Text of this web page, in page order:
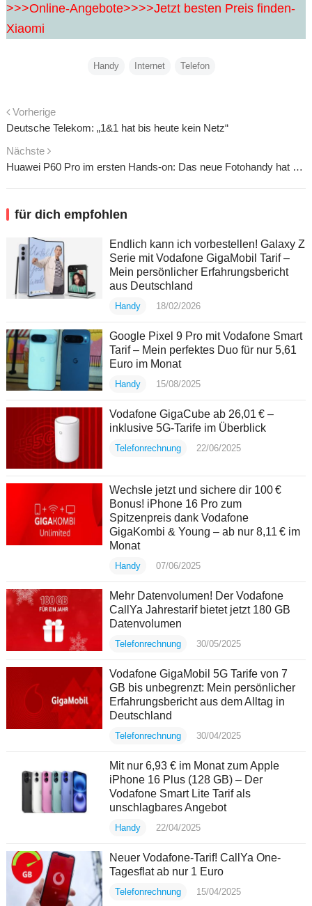
>>>Online-Angebote>>>>Jetzt besten Preis finden-
Xiaomi
Handy Internet Telefon
Vorherige
Deutsche Telekom: „1&1 hat bis heute kein Netz“
Nächste
Huawei P60 Pro im ersten Hands-on: Das neue Fotohandy hat alles, was Du willst – aber nichts, was Du brauchst
für dich empfohlen
Endlich kann ich vorbestellen! Galaxy Z
Serie mit Vodafone GigaMobil Tarif –
Mein persönlicher Erfahrungsbericht
aus Deutschland
Handy 18/02/2026
Google Pixel 9 Pro mit Vodafone Smart
Tarif – Mein perfektes Duo für nur 5,61
Euro im Monat
Handy 15/08/2025
Vodafone GigaCube ab 26,01 € –
inklusive 5G-Tarife im Überblick
Telefonrechnung 22/06/2025
Wechsle jetzt und sichere dir 100 €
Bonus! iPhone 16 Pro zum
Spitzenpreis dank Vodafone
GigaKombi & Young – ab nur 8,11 € im
Monat
Handy 07/06/2025
Mehr Datenvolumen! Der Vodafone
CallYa Jahrestarif bietet jetzt 180 GB
Datenvolumen
Telefonrechnung 30/05/2025
Vodafone GigaMobil 5G Tarife von 7
GB bis unbegrenzt: Mein persönlicher
Erfahrungsbericht aus dem Alltag in
Deutschland
Telefonrechnung 30/04/2025
Mit nur 6,93 € im Monat zum Apple
iPhone 16 Plus (128 GB) – Der
Vodafone Smart Lite Tarif als
unschlagbares Angebot
Handy 22/04/2025
Neuer Vodafone-Tarif! CallYa One-
Tagesflat ab nur 1 Euro
Telefonrechnung 15/04/2025